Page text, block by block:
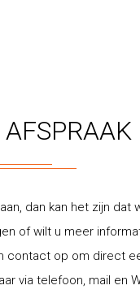
dan kan het zijn dat
of wilt u meer
contact op om direct
via telefoon, mail en